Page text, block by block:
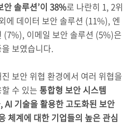
안 솔루션’이 38%로 나란히 1, 2위
에 데이터 보안 솔루션 (11%), 엔
(7%), 이메일 보안 솔루션 (5%)은
보였습니다.
보안 위협 환경에서 여러 위협을
수 있는 통합형 보안 시스템
AI 기술을 활용한 고도화된 보안
체계에 대한 기업들의 높은 관심